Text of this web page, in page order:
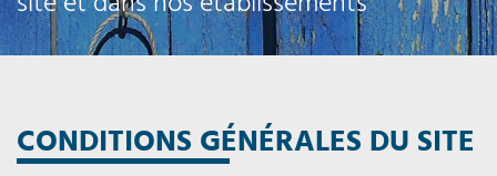
CONDITIONS GÉNÉRALES DU SITE